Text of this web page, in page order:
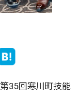
35回寒川町技能